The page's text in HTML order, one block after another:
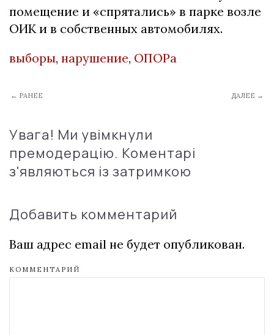
помещение и «спрятались» в парке возле
ОИК и в собственных автомобилях.
выборы, нарушение, ОПОРа
← РАНЕЕ ДАЛЕЕ →
Увага! Ми увімкнули
премодерацію. Коментарі
з'являються із затримкою
Добавить комментарий
Ваш адрес email не будет опубликован.
КОММЕНТАРИЙ